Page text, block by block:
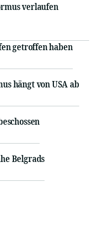
verlaufen
getroffen haben
hängt von USA ab
Belgrads